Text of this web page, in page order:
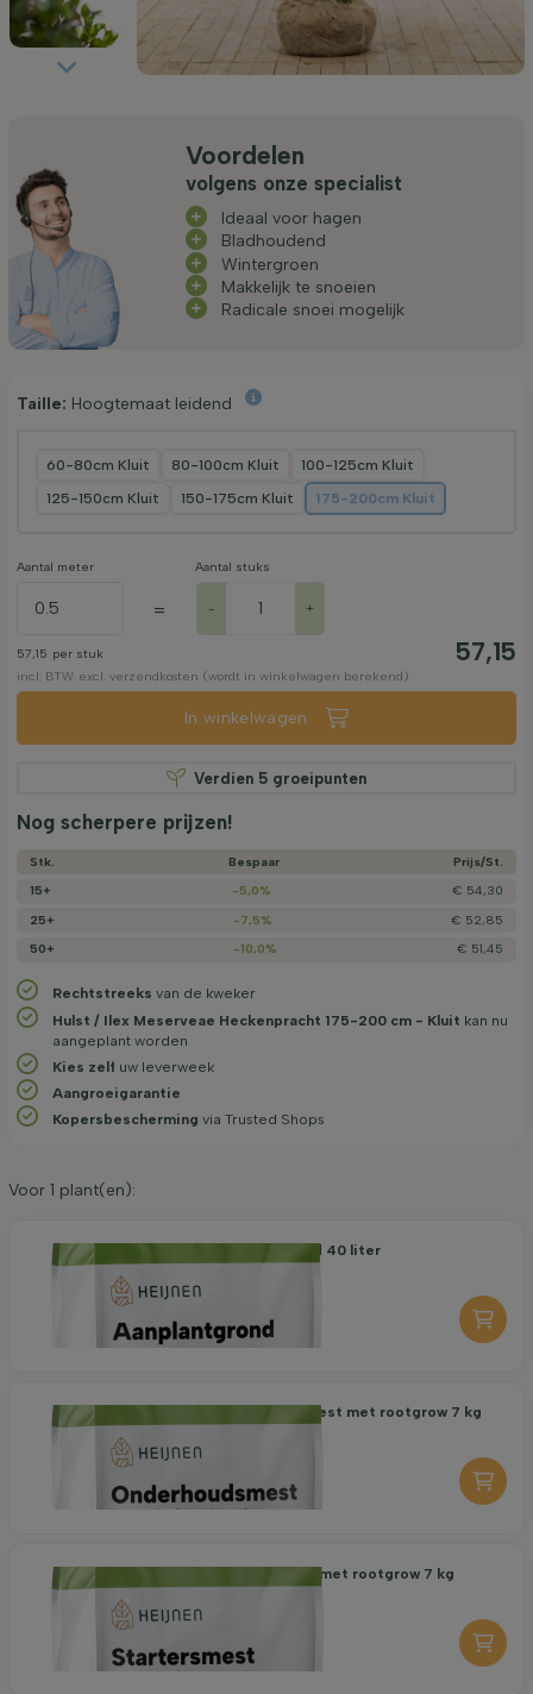
Voordelen
volgens onze specialist
Ideaal voor hagen
Bladhoudend
Wintergroen
Makkelijk te snoeien
Radicale snoei mogelijk
Taille: Hoogtemaat leidend
60-80cm Kluit 80-100cm Kluit
100-125cm Kluit
125-150cm Kluit
150-175cm Kluit 175-200cm Kluit
Aantal meter
=
Aantal stuks
- +
57,15 per stuk 57,15
incl. BTW. excl. verzendkosten (wordt in winkelwagen berekend)
In winkelwagen
Verdien 5groeipunten
Nog scherpere prijzen!
Stk. Bespaar
Prijs/­St.
15+
-5,0%
€ 54,30
25+
-7,5%
€ 52,85
50+
-10,0% € 51,45
Rechtstreeks van de kweker
Hulst / Ilex Meserveae Heckenpracht 175-200 cm - Kluit kan nu
aangeplant worden
Kies zelf uw leverweek
Aangroeigarantie
Kopersbescherming via Trusted Shops
Voor 1 plant(en):
Organische Aanplantgrond 40 liter
Organische Onderhoudsmest met rootgrow 7 kg
Organische Startersmest met rootgrow 7 kg